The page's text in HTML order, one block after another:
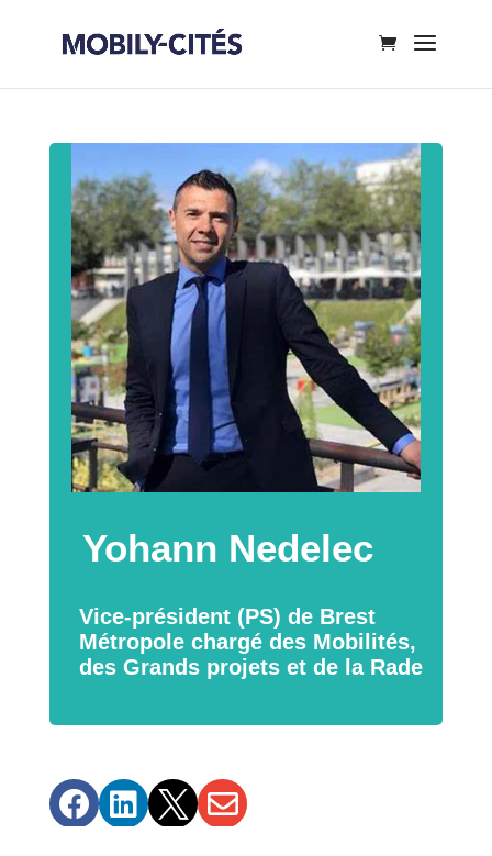
Yohann Nedelec
Vice-président (PS) de Brest
Métropole chargé des Mobilités,
des Grands projets et de la Rade
   